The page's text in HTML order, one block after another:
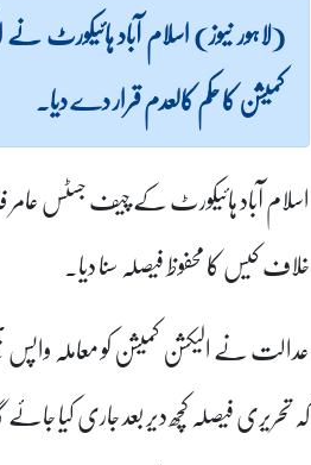
(لاہور نیوز) اسلام آباد ہائیکورٹ
کمیشن کا حکم کالعدم قرار دے دیا۔
اسلام آباد ہائیکورٹ کے چیف جسٹس
خلاف کیس کا محفوظ فیصلہ سنا دیا۔
عدالت نے الیکشن کمیشن کو معاملہ
کہ تحریری فیصلہ کچھ دیر بعد جاری کیا